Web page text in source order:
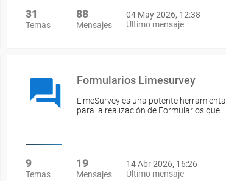
31
Temas
88
Mensajes
04 May 2026, 12:38
Último mensaje
Formularios Limesurvey
LimeSurvey es una potente herramienta
para la realización de Formularios que…
9
Temas
19
Mensajes
14 Abr 2026, 16:26
Último mensaje